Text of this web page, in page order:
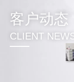
客户动态
CLIENT